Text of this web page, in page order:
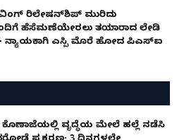
ರಿಲೇಷನ್‌ಶಿಪ್ ಮುರಿದು
ಹೆಸೆಮಣೆಯೇರಲು ತಯಾರಾದ ಲೇಡಿ
ನ್ಯಾಯಕ್ಕಾಗಿ ಎಸ್ಪಿ ಮೊರೆ ಹೋದ ಪಿಎಸ್ಐ
ವೃದ್ಧೆಯ ಮೇಲೆ ಹಲ್ಲೆ ನಡೆಸಿ